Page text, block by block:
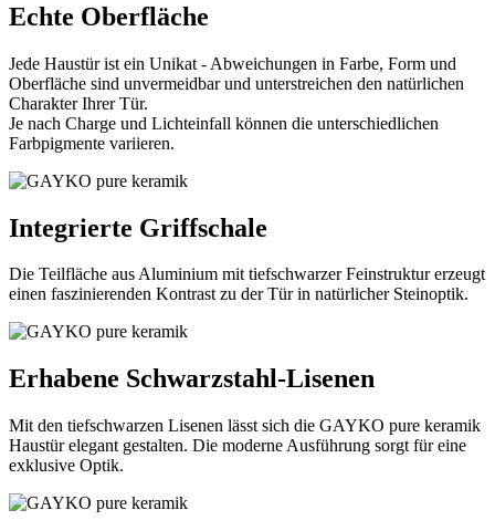
Echte Oberfläche
Jede Haustür ist ein Unikat - Abweichungen in Farbe, Form und
Oberfläche sind unvermeidbar und unterstreichen den natürlichen
Charakter Ihrer Tür.
Je nach Charge und Lichteinfall können die unterschiedlichen
Farbpigmente variieren.
Integrierte Griffschale
Die Teilfläche aus Aluminium mit tiefschwarzer Feinstruktur erzeugt
einen faszinierenden Kontrast zu der Tür in natürlicher Steinoptik.
Erhabene Schwarzstahl-Lisenen
Mit den tiefschwarzen Lisenen lässt sich die GAYKO pure keramik
Haustür elegant gestalten. Die moderne Ausführung sorgt für eine
exklusive Optik.